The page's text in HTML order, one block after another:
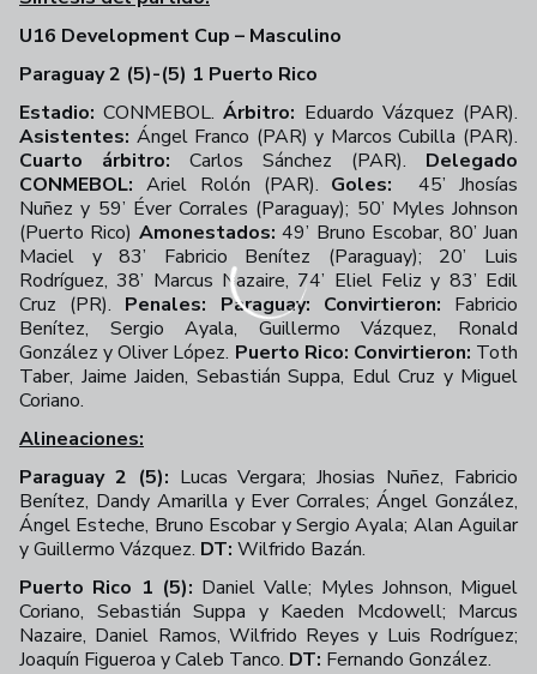
U16 Development Cup – Masculino
Paraguay 2 (5)-(5) 1 Puerto Rico
Estadio: CONMEBOL.Árbitro: Eduardo Vázquez (PAR).
Asistentes: Ángel Franco (PAR) y Marcos Cubilla (PAR).
Cuarto árbitro: Carlos Sánchez (PAR). Delegado
CONMEBOL: Ariel Rolón (PAR). Goles:
45’ Jhosías
Nuñez y 59’ Éver Corrales (Paraguay); 50’ Myles Johnson
(Puerto Rico) Amonestados: 49’ Bruno Escobar, 80’ Juan
Maciel y 83’ Fabricio Benítez (Paraguay); 20’ Luis
Rodríguez, 38’ Marcus Nazaire, 74’ Eliel Feliz y 83’ Edil
Cruz (PR). Penales: Paraguay: Convirtieron: Fabricio
Benítez, Sergio Ayala, Guillermo Vázquez, Ronald
González y Oliver López. Puerto Rico: Convirtieron: Toth
Taber, Jaime Jaiden, Sebastián Suppa, Edul Cruz y Miguel
Coriano.
Alineaciones:
Paraguay 2 (5): Lucas Vergara; Jhosias Nuñez, Fabricio
Benítez, Dandy Amarilla y Ever Corrales; Ángel González,
Ángel Esteche, Bruno Escobar y Sergio Ayala; Alan Aguilar
y Guillermo Vázquez. DT: Wilfrido Bazán.
Puerto Rico 1 (5): Daniel Valle; Myles Johnson, Miguel
Coriano, Sebastián Suppa y Kaeden Mcdowell; Marcus
Nazaire, Daniel Ramos, Wilfrido Reyes y Luis Rodríguez;
Joaquín Figueroa y Caleb Tanco. DT: Fernando González.